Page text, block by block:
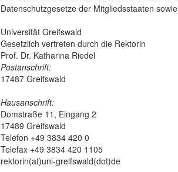
Datenschutzgesetze der Mitgliedsstaaten
Universität Greifswald
Gesetzlich vertreten durch die Rektorin
Prof. Dr. Katharina Riedel
Postanschrift:
17487 Greifswald
Hausanschrift:
Domstraße 11, Eingang 2
17489 Greifswald
Telefon +49 3834 420 0
Telefax +49 3834 420 1105
rektorin(at)uni-greifswald(dot)de